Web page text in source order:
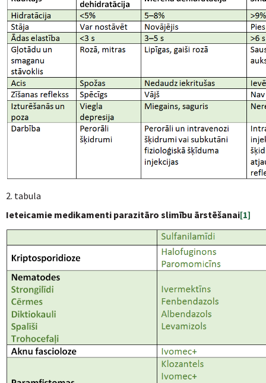
2. tabula
Ieteicamie medikamenti parazitāro slimību ārstēšanai[1]